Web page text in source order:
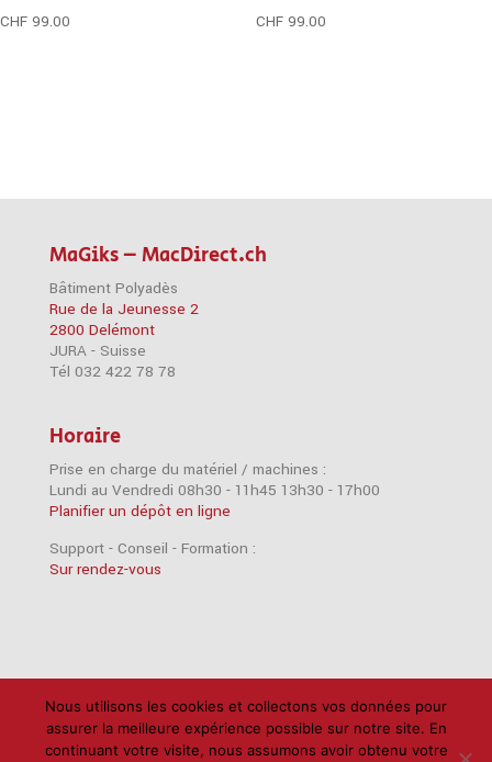
CHF 99.00 CHF 99.00
MaGiks – MacDirect.ch
Bâtiment Polyadès
Rue de la Jeunesse 2
2800 Delémont
JURA - Suisse
Tél 032 422 78 78
Horaire
Prise en charge du matériel / machines :
Lundi au Vendredi 08h30 - 11h45 13h30 - 17h00
Planifier un dépôt en ligne
Support - Conseil - Formation :
Sur rendez-vous
Accessoires Imprimantes iPad
iPhone
Mac
Câbles Disques durs Logiciels RAM
Nous utilisons les cookies et collectons vos données pour
assurer la meilleure expérience possible sur notre site. En
continuant votre visite, nous assumons avoir obtenu votre